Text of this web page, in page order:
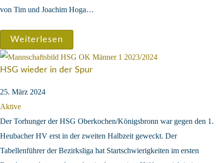
von Tim und Joachim Hoga…
Weiterlesen
HSG wieder in der Spur
25. März 2024
Aktive
Der Torhunger der HSG Oberkochen/Königsbronn war gegen den 1.
Heubacher HV erst in der zweiten Halbzeit geweckt. Der
Tabellenführer der Bezirksliga hat Startschwierigkeiten im ersten